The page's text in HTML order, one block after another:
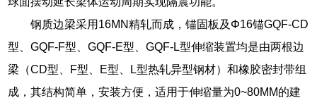
钢质边梁采用16MN精轧而成，锚固板及Φ16锚GQF-CD
型、GQF-F型、GQF-E型、GQF-L型伸缩装置均是由两根边
梁（CD型、F型、E型、L型热轧异型钢材）和橡胶密封带组
成，其结构简单，安装方便，适用于伸缩量为0~80MM的建